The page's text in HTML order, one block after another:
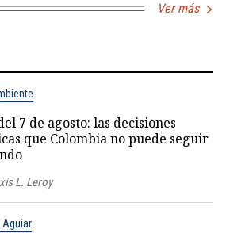
Ver más
7 de agosto: las decisiones
que Colombia no puede seguir
L. Leroy
Aguiar